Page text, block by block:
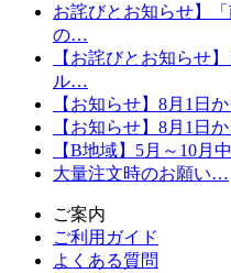
お詫びとお知らせ】
の…
【お詫びとお知らせ
ル…
【お知らせ】8月1日
【お知らせ】8月1日
【B地域】5月～10
大量注文時のお願い…
ご案内
ご利用ガイド
よくある質問